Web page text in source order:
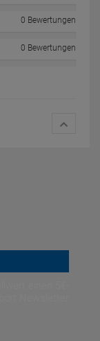
0 Bewertungen
0 Bewertungen